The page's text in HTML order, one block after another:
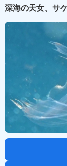
深海の天女、サ